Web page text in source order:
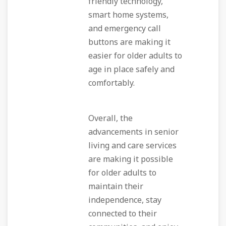
smart home systems,
and emergency call
buttons are making it
easier for older adults to
age in place safely and
comfortably.
Overall, the
advancements in senior
living and care services
are making it possible
for older adults to
maintain their
independence, stay
connected to their